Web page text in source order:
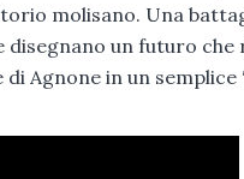
molisano. Una
un futuro che
Agnone in un semplice